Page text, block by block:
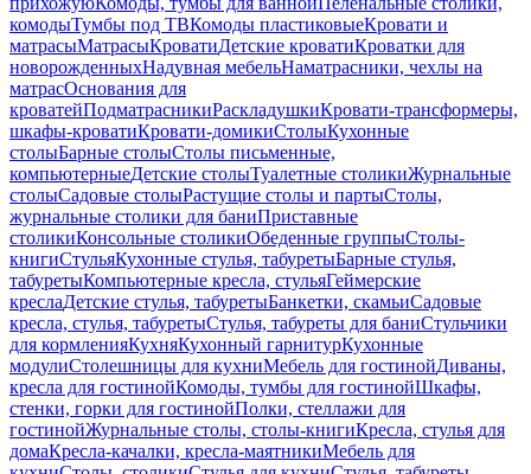
комодыТумбы под ТВКомоды пластиковыеКровати и
матрасыМатрасыКроватиДетские кроватиКроватки для
новорожденныхНадувная мебельНаматрасники, чехлы на
матрасОснования для
кроватейПодматрасникиРаскладушкиКровати-трансформеры,
шкафы-кроватиКровати-домикиСтолыКухонные
столыБарные столыСтолы письменные,
компьютерныеДетские столыТуалетные столикиЖурнальные
столыСадовые столыРастущие столы и партыСтолы,
журнальные столики для баниПриставные
столикиКонсольные столикиОбеденные группыСтолы-
книгиСтульяКухонные стулья, табуретыБарные стулья,
табуретыКомпьютерные кресла, стульяГеймерские
креслаДетские стулья, табуретыБанкетки, скамьиСадовые
кресла, стулья, табуретыСтулья, табуреты для баниСтульчики
для кормленияКухняКухонный гарнитурКухонные
модулиСтолешницы для кухниМебель для гостинойДиваны,
кресла для гостинойКомоды, тумбы для гостинойШкафы,
стенки, горки для гостинойПолки, стеллажи для
гостинойЖурнальные столы, столы-книгиКресла, стулья для
домаКресла-качалки, кресла-маятникиМебель для